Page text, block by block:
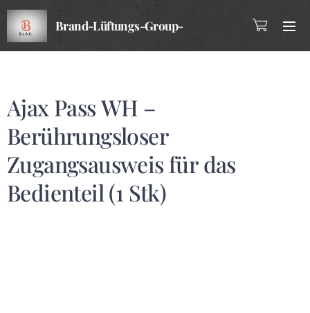
Brand-Lüftungs-Group-
Ajax Pass WH –
Berührungsloser
Zugangsausweis für das
Bedienteil (1 Stk)